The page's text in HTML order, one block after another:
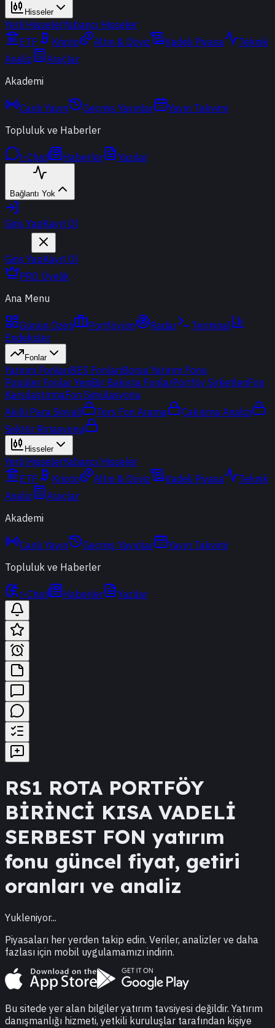
Hisseler
Yerli HisselerYabancı Hisseler
ETF
Kripto Altın & Döviz Vadeli Piyasa
Teknik
Analiz
Araçlar
Akademi
Canlı Yayın Geçmiş Yayınlar
Yayın Takvimi
Topluluk ve Haberler
t-Chat Haberler Yazılar
Bağlantı Yok
Giriş YapKayıt Ol
Giriş YapKayıt Ol
PRO Üyelik
Ana Menu
Günün Özeti Portföyüm Radar
Terminal
Endeksler
Fonlar
Yatırım FonlarıBES FonlarıBorsa Yatırım Fonu
Popüler Fonlar YeniBir Bakışta FonlarPortföy ŞirketleriFon
KarşılaştırmaFon Simülasyonu
Akıllı Para Sinyali
Ters Fon Arama
Çakışma Analizi
Sektör Rotasyonu
Hisseler
Yerli HisselerYabancı Hisseler
ETF
Kripto Altın & Döviz Vadeli Piyasa
Teknik
Analiz
Araçlar
Akademi
Canlı Yayın Geçmiş Yayınlar
Yayın Takvimi
Topluluk ve Haberler
t-Chat Haberler Yazılar
RS1 ROTA PORTFÖY
BİRİNCİ KISA VADELİ
SERBEST FON yatırım
fonu güncel fiyat, getiri
oranları ve analiz
Yukleniyor...
Piyasaları her yerden takip edin. Veriler, analizler ve daha
fazlası için mobil uygulamamızı indirin.
Bu sitede yer alan bilgiler yatırım tavsiyesi değildir. Yatırım
danışmanlığı hizmeti, yetkili kuruluşlar tarafından kişiye